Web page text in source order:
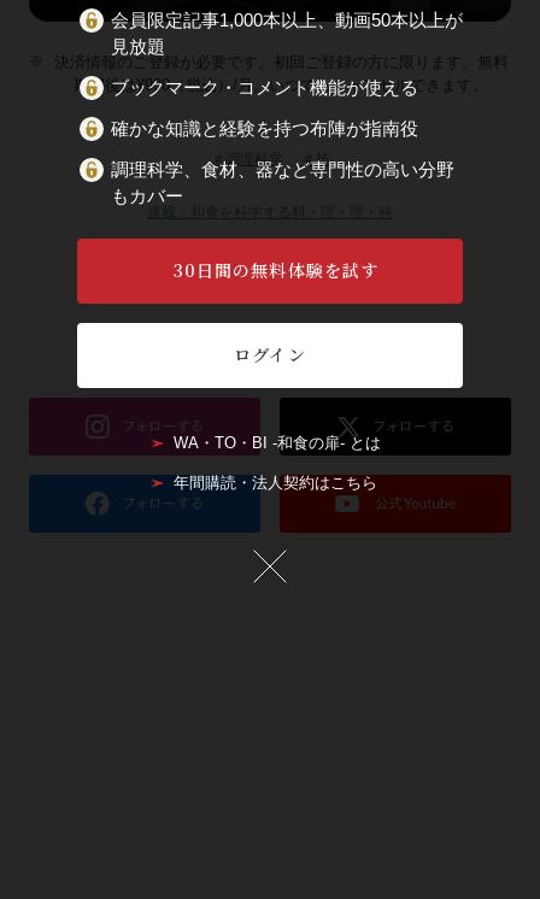
決済情報のご登録が必要です。初回ご登録の方に限ります。無料
期間後は¥990（税込）/月。いつでもキャンセルできます。
＃調理科学 ＃技
連載：和食を科学する料・理・理・科
フォローして最新情報をチェック！
会員限定記事1,000本以上、動画50本以上が
見放題
ブックマーク・コメント機能が使える
確かな知識と経験を持つ布陣が指南役
調理科学、食材、器など専門性の高い分野
もカバー
30日間の無料体験を試す
ログイン
WA・TO・BI -和食の扉- とは
年間購読・法人契約はこちら